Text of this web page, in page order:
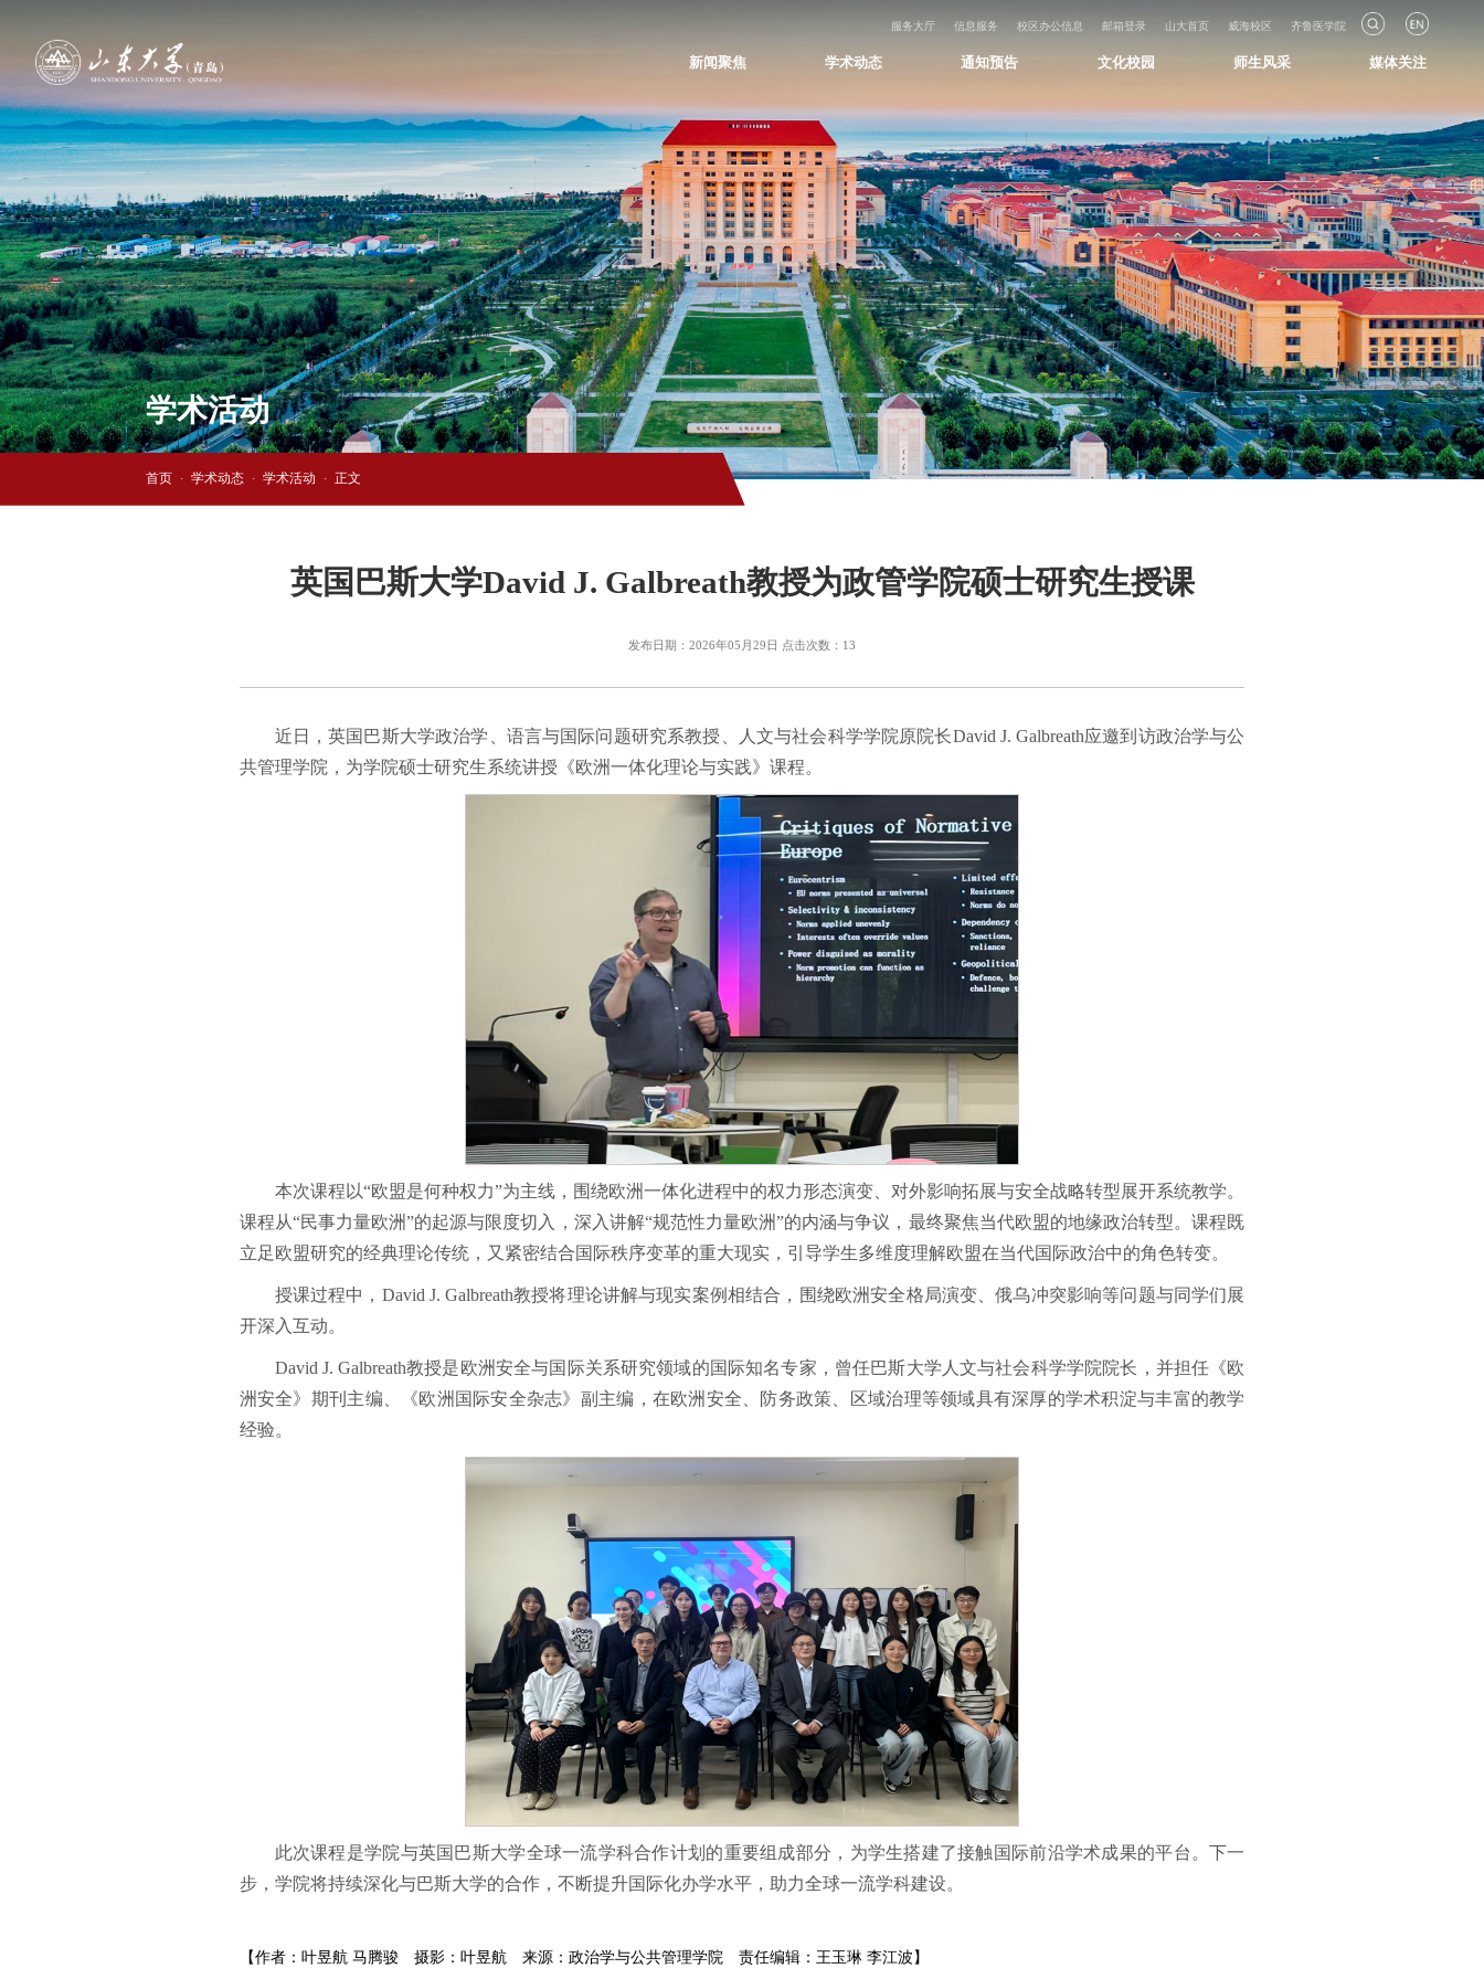
服务大厅 信息服务 校区办公信息 邮箱登录 山大首页 威海校区 齐鲁医学院
新闻聚焦 学术动态 通知预告 文化校园 师生风采 媒体关注
学术活动
首页 · 学术动态 · 学术活动 · 正文
英国巴斯大学David J. Galbreath教授为政管学院硕士研究生授课
发布日期：2026年05月29日 点击次数： 13
近日，英国巴斯大学政治学、语言与国际问题研究系教授、人文与社会科学学院原院长David J. Galbreath应邀到访政治学与公
共管理学院，为学院硕士研究生系统讲授《欧洲一体化理论与实践》课程。
本次课程以“欧盟是何种权力”为主线，围绕欧洲一体化进程中的权力形态演变、对外影响拓展与安全战略转型展开系统教学。
课程从“民事力量欧洲”的起源与限度切入，深入讲解“规范性力量欧洲”的内涵与争议，最终聚焦当代欧盟的地缘政治转型。课程既
立足欧盟研究的经典理论传统，又紧密结合国际秩序变革的重大现实，引导学生多维度理解欧盟在当代国际政治中的角色转变。
授课过程中，David J. Galbreath教授将理论讲解与现实案例相结合，围绕欧洲安全格局演变、俄乌冲突影响等问题与同学们展
开深入互动。
David J. Galbreath教授是欧洲安全与国际关系研究领域的国际知名专家，曾任巴斯大学人文与社会科学学院院长，并担任《欧
洲安全》期刊主编、《欧洲国际安全杂志》副主编，在欧洲安全、防务政策、区域治理等领域具有深厚的学术积淀与丰富的教学
经验。
此次课程是学院与英国巴斯大学全球一流学科合作计划的重要组成部分，为学生搭建了接触国际前沿学术成果的平台。下一
步，学院将持续深化与巴斯大学的合作，不断提升国际化办学水平，助力全球一流学科建设。
【作者：叶昱航 马腾骏 摄影：叶昱航 来源：政治学与公共管理学院 责任编辑：王玉琳 李江波】